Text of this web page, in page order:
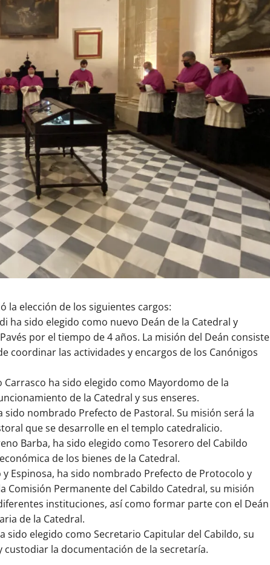
la elección de los siguientes cargos:
ha sido elegido como nuevo Deán de la Catedral y
por el tiempo de 4 años. La misión del Deán consiste
coordinar las actividades y encargos de los Canónigos
Carrasco ha sido elegido como Mayordomo de la
de la Catedral y sus enseres.
sido nombrado Prefecto de Pastoral. Su misión será la
que se desarrolle en el templo catedralicio.
Barba, ha sido elegido como Tesorero del Cabildo
de los bienes de la Catedral.
y Espinosa, ha sido nombrado Prefecto de Protocolo y
Comisión Permanente del Cabildo Catedral, su misión
instituciones, así como formar parte con el Deán
de la Catedral.
sido elegido como Secretario Capitular del Cabildo, su
la documentación de la secretaría.